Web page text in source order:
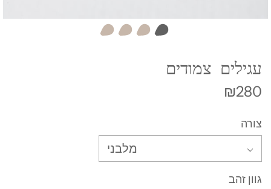
עגילים צמודים
₪280
צורה
מלבני
גוון זהב